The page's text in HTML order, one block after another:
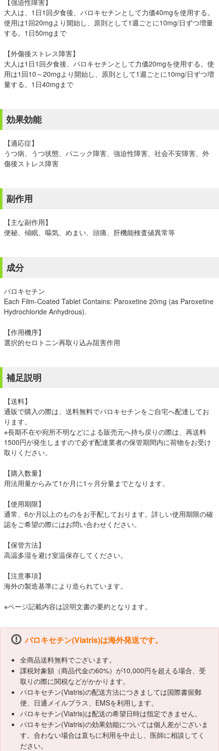
【強迫性障害】
大人は、1日1回夕食後、パロキセチンとして力価40mgを使用する。
使用は1回20mgより開始し、原則として1週ごとに10mg/日ずつ増量
する。1日50mgまで
【外傷後ストレス障害】
大人は1日1回夕食後、パロキセチンとして力価20mgを使用する。使
用は1回10～20mgより開始し、原則として1週ごとに10mg/日ずつ増
量する。1日40mgまで
効果効能
【適応症】
うつ病、うつ状態、パニック障害、強迫性障害、社会不安障害、外
傷後ストレス障害
副作用
【主な副作用】
便秘、傾眠、嘔気、めまい、頭痛、肝機能検査値異常等
成分
パロキセチン
Each Film-Coated Tablet Contains: Paroxetine 20mg (as Paroxetine
Hydrochloride Anhydrous).
【作用機序】
選択的セロトニン再取り込み阻害作用
補足説明
【送料】
通販で購入の際は、送料無料でパロキセチンをご自宅へ配達してお
ります。
※長期不在や宛所不明などによる販売元へ持ち戻りの際は、再送料
1500円が発生しますので必ず配達業者の保管期間内に荷物をお受け
取りください。
【購入数量】
用法用量からみて1か月に1ヶ月分量までとなります。
【使用期限】
通常、6か月以上のものをお手配しております。詳しい使用期限の確
認をご希望の際にはお問い合わせください。
【保管方法】
高温多湿を避け室温保存してください。
【注意事項】
海外の製造基準により造られています。
※ページ記載内容は説明文書の要約となります。
パロキセチン(Viatris)は海外発送です。
全商品送料無料でございます。
課税対象額（商品代金の60%）が10,000円を超える場合、受
取りの際に関税などがかかります。
パロキセチン(Viatris)の配送方法につきましては国際書留郵
便、日通メイルプラス、EMSを利用します。
パロキセチン(Viatris)は配送の希望日時は指定できません。
パロキセチン(Viatris)の効果効能については個人差がございま
す。合わない場合は直ちに利用を中止し、医師に相談してく
ださい。